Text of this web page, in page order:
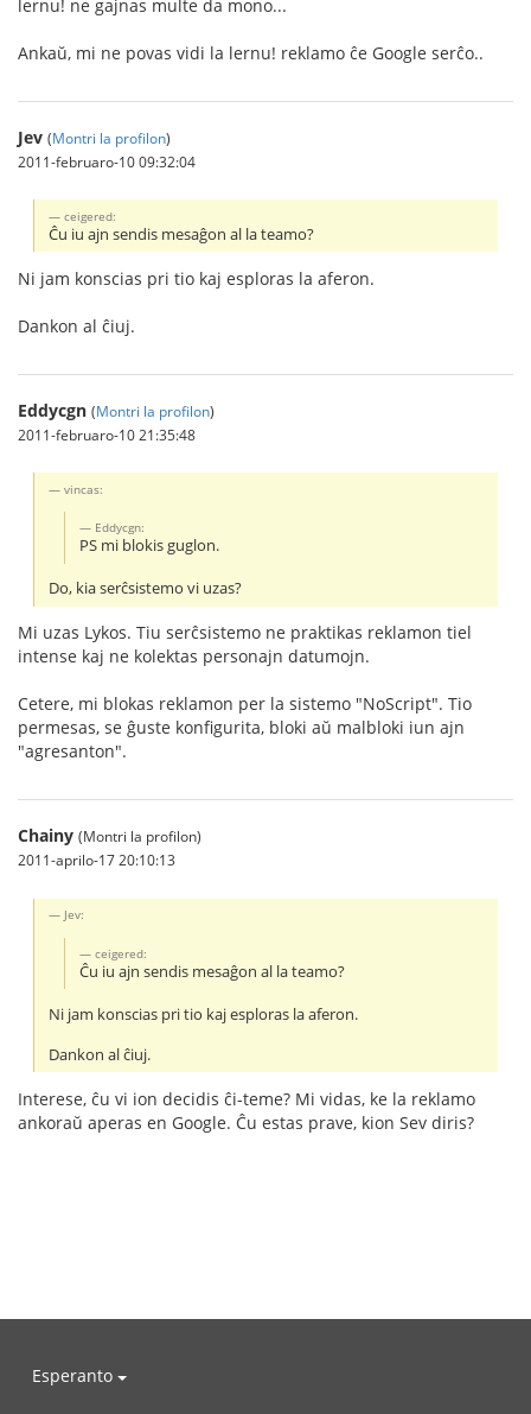
lernu! ne gajnas multe da mono...
Ankaŭ, mi ne povas vidi la lernu! reklamo ĉe Google serĉo..
Jev (Montri la profilon)
2011-februaro-10 09:32:04
ceigered:
Ĉu iu ajn sendis mesaĝon al la teamo?
Ni jam konscias pri tio kaj esploras la aferon.
Dankon al ĉiuj.
Eddycgn (Montri la profilon)
2011-februaro-10 21:35:48
vincas:
Eddycgn:
PS mi blokis guglon.
Do, kia serĉsistemo vi uzas?
Mi uzas Lykos. Tiu serĉsistemo ne praktikas reklamon tiel
intense kaj ne kolektas personajn datumojn.
Cetere, mi blokas reklamon per la sistemo "NoScript". Tio
permesas, se ĝuste konfigurita, bloki aŭ malbloki iun ajn
"agresanton".
Chainy (Montri la profilon)
2011-aprilo-17 20:10:13
Jev:
ceigered:
Ĉu iu ajn sendis mesaĝon al la teamo?
Ni jam konscias pri tio kaj esploras la aferon.
Dankon al ĉiuj.
Interese, ĉu vi ion decidis ĉi-teme? Mi vidas, ke la reklamo
ankoraŭ aperas en Google. Ĉu estas prave, kion Sev diris?
Esperanto